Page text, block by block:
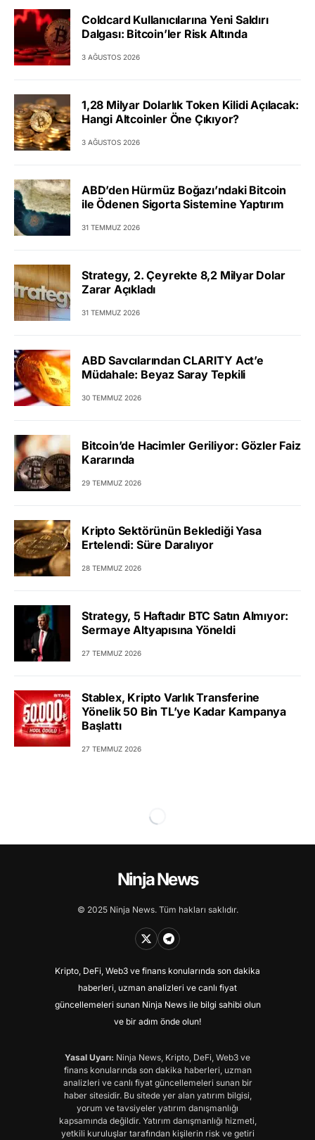
Coldcard Kullanıcılarına Yeni Saldırı
Dalgası: Bitcoin’ler Risk Altında
3 AĞUSTOS 2026
1,28 Milyar Dolarlık Token Kilidi Açılacak:
Hangi Altcoinler Öne Çıkıyor?
3 AĞUSTOS 2026
ABD’den Hürmüz Boğazı’ndaki Bitcoin
ile Ödenen Sigorta Sistemine Yaptırım
31 TEMMUZ 2026
Strategy, 2. Çeyrekte 8,2 Milyar Dolar
Zarar Açıkladı
31 TEMMUZ 2026
ABD Savcılarından CLARITY Act’e
Müdahale: Beyaz Saray Tepkili
30 TEMMUZ 2026
Bitcoin’de Hacimler Geriliyor: Gözler Faiz
Kararında
29 TEMMUZ 2026
Kripto Sektörünün Beklediği Yasa
Ertelendi: Süre Daralıyor
28 TEMMUZ 2026
Strategy, 5 Haftadır BTC Satın Almıyor:
Sermaye Altyapısına Yöneldi
27 TEMMUZ 2026
Stablex, Kripto Varlık Transferine
Yönelik 50 Bin TL’ye Kadar Kampanya
Başlattı
27 TEMMUZ 2026
Ninja News
© 2025 Ninja News. Tüm hakları saklıdır.
Kripto, DeFi, Web3 ve finans konularında son dakika
haberleri, uzman analizleri ve canlı fiyat
güncellemeleri sunan Ninja News ile bilgi sahibi olun
ve bir adım önde olun!
Yasal Uyarı: Ninja News, Kripto, DeFi, Web3 ve
finans konularında son dakika haberleri, uzman
analizleri ve canlı fiyat güncellemeleri sunan bir
haber sitesidir. Bu sitede yer alan yatırım bilgisi,
yorum ve tavsiyeler yatırım danışmanlığı
kapsamında değildir. Yatırım danışmanlığı hizmeti,
yetkili kuruluşlar tarafından kişilerin risk ve getiri